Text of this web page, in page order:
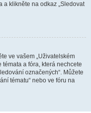
a klikněte na odkaz „Sledovat
ve vašem „Uživatelském
témata a fóra, která nechcete
označených“. Můžete
tématu“ nebo ve fóru na